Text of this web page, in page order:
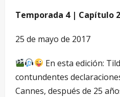
Temporada 4 | Capítulo 2
25 de mayo de 2017
En esta edición:
contundentes
Cannes, después de 25